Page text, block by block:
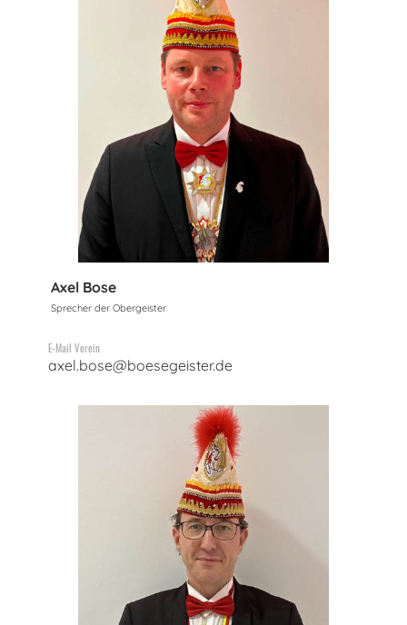
Axel Bose
Sprecher der Obergeister
E-Mail Verein
axel.bose@boesegeister.de